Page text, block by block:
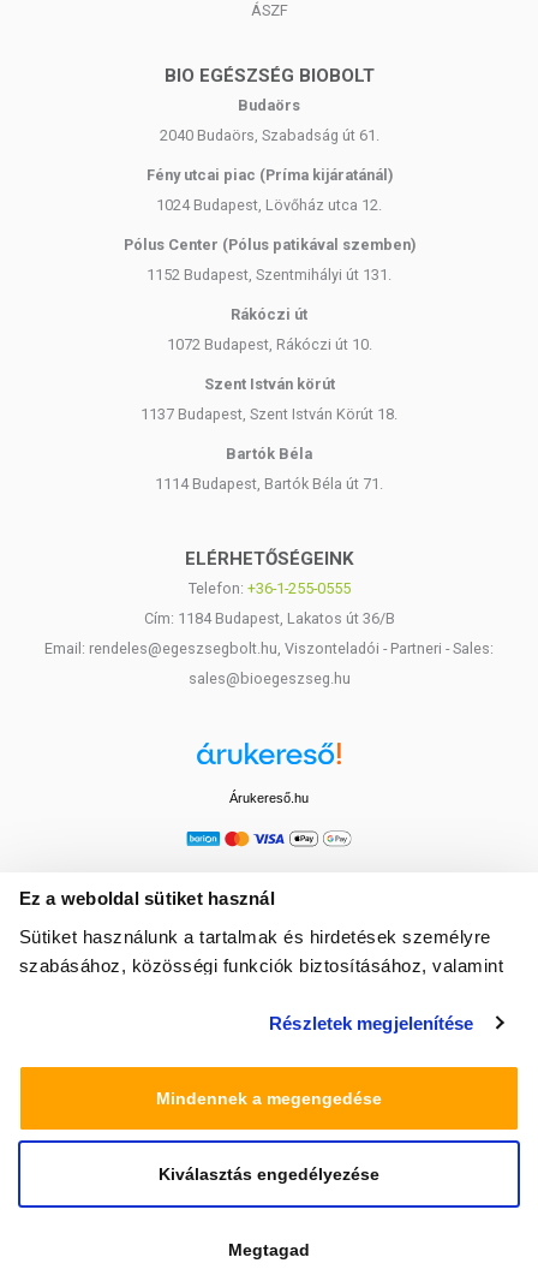
Ez a weboldal sütiket használ
Sütiket használunk a tartalmak és hirdetések személyre
szabásához, közösségi funkciók biztosításához, valamint
média-, hirdető- és elemező partnereinkkel megosztjuk az
amelyeket Ön adott meg számukra vagy az Ön által
használt más szolgáltatásokból gyűjtöttek.
Részletek megjelenítése
Mindennek a megengedése
Kiválasztás engedélyezése
Megtagad
ÁSZF
BIO EGÉSZSÉG BIOBOLT
Budaörs
2040 Budaörs, Szabadság út 61.
Fény utcai piac (Príma kijáratánál)
1024 Budapest, Lövőház utca 12.
Pólus Center (Pólus patikával szemben)
1152 Budapest, Szentmihályi út 131.
Rákóczi út
1072 Budapest, Rákóczi út 10.
Szent István körút
1137 Budapest, Szent István Körút 18.
Bartók Béla
1114 Budapest, Bartók Béla út 71.
ELÉRHETŐSÉGEINK
Telefon: +36-1-255-0555
Cím: 1184 Budapest, Lakatos út 36/B
Email: rendeles@egeszsegbolt.hu, Viszonteladói - Partneri - Sales:
sales@bioegeszseg.hu
Árukereső.hu